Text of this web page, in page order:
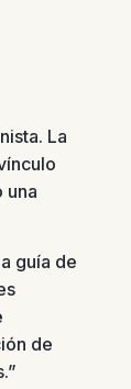
La
una
guía de
de